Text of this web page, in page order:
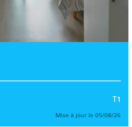
T1
Mise à jour le 05/08/26